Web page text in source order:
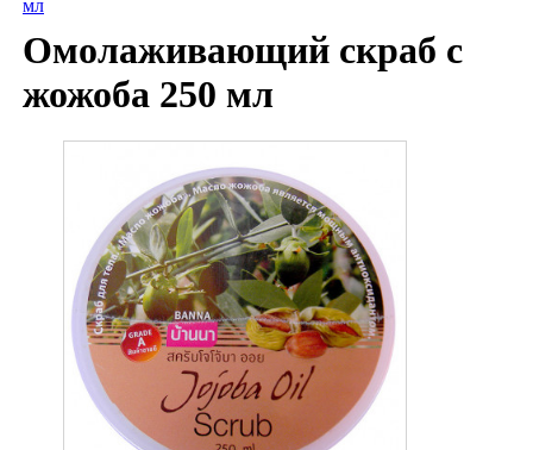
мл
Омолаживающий скраб с
жожоба 250 мл